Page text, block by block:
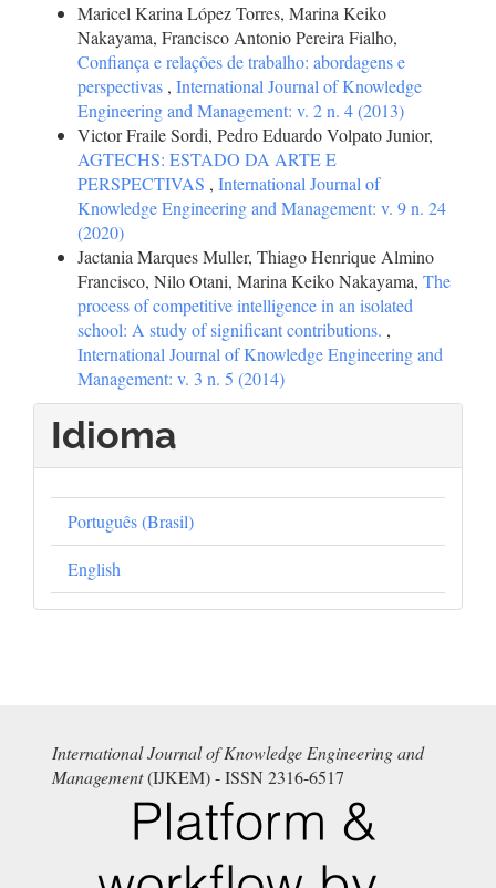
Maricel Karina López Torres, Marina Keiko
Nakayama, Francisco Antonio Pereira Fialho,
Confiança e relações de trabalho: abordagens e
perspectivas , International Journal of Knowledge
Engineering and Management: v. 2 n. 4 (2013)
Victor Fraile Sordi, Pedro Eduardo Volpato Junior,
AGTECHS: ESTADO DA ARTE E
PERSPECTIVAS , International Journal of
Knowledge Engineering and Management: v. 9 n. 24
(2020)
Jactania Marques Muller, Thiago Henrique Almino
Francisco, Nilo Otani, Marina Keiko Nakayama, The
process of competitive intelligence in an isolated
school: A study of significant contributions. ,
International Journal of Knowledge Engineering and
Management: v. 3 n. 5 (2014)
Idioma
Português (Brasil)
English
International Journal of Knowledge Engineering and
Management(IJKEM) - ISSN 2316-6517